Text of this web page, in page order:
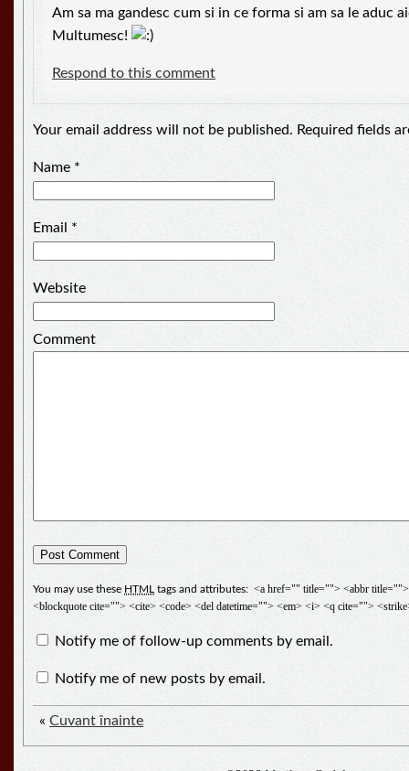
Am sa ma gandesc cum si in ce forma si am sa le aduc
Multumesc!
Respond to this comment
Your email address will not be published. Required fields
Name *
Email *
Website
Comment
You may use these HTML tags and attributes: <a href="" title=""> <abbr
<blockquote cite=""> <cite> <code> <del datetime=""> <em> <i> <q cite="">
Notify me of follow-up comments by email.
Notify me of new posts by email.
« Cuvant înainte